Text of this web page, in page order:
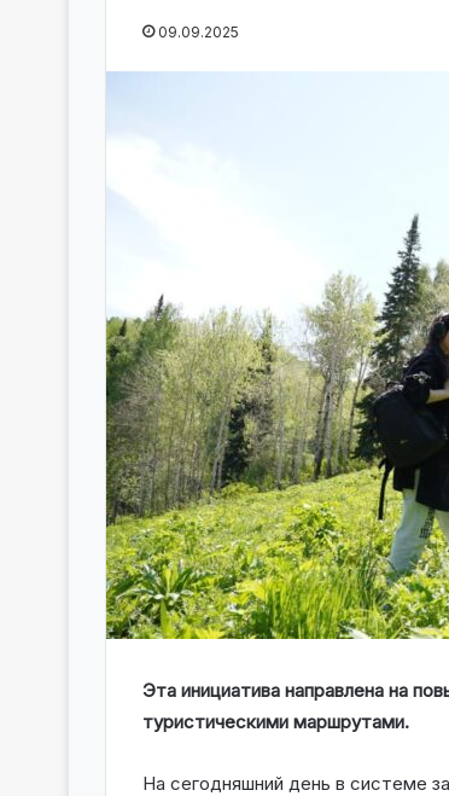
09.09.2025
Эта инициатива направлена на
туристическими маршрутами.
На сегодняшний день в системе